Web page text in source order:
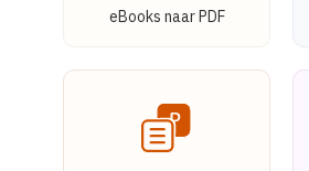
eBooks naar PDF